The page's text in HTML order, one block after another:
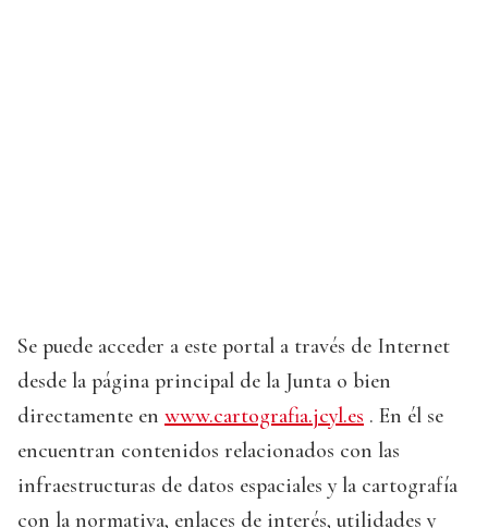
Se puede acceder a este portal a través de Internet
desde la página principal de la Junta o bien
directamente en www.cartografia.jcyl.es . En él se
encuentran contenidos relacionados con las
infraestructuras de datos espaciales y la cartografía
con la normativa, enlaces de interés, utilidades y